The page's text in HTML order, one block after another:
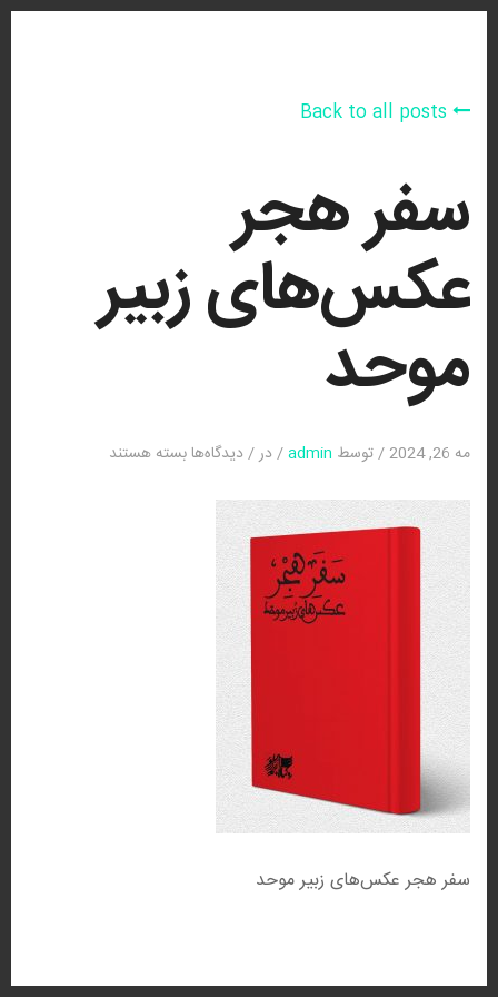
سفر هجر
عکس‌های زبیر
موحد
مه 26, 2024 /توسط admin
/ در/ دیدگاه‌هابرای
بسته هستند
سفر هجر عکس‌های زبیر موحد